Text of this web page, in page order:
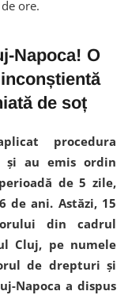
ore.
Napoca! O
de soț
procedura
și au emis ordin
de 5 zile,
ani. Astăzi, 15
din cadrul
Cluj, pe numele
de drepturi și
Napoca a dispus